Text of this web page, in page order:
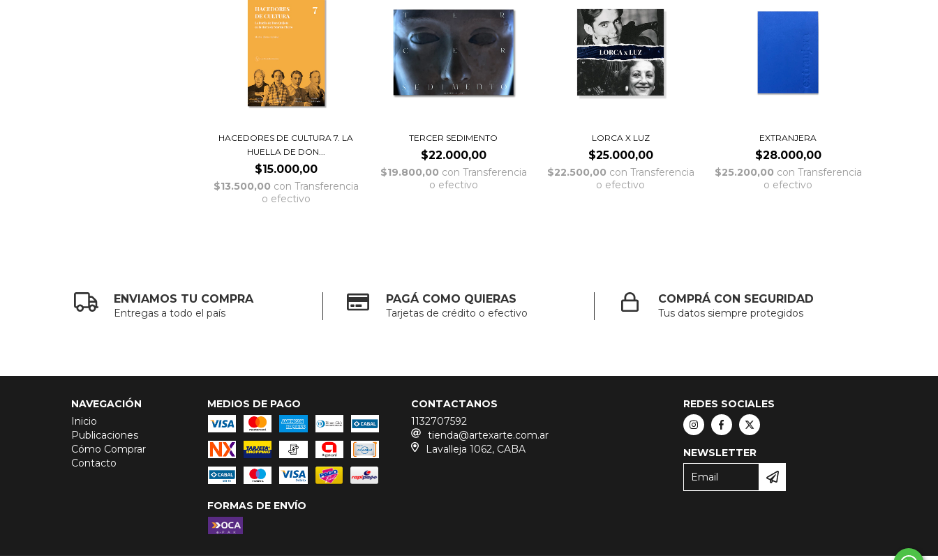
HACEDORES DE CULTURA 7. LA
HUELLA DE DON...
$15.000,00
$13.500,00 con Transferencia
o efectivo
TERCER SEDIMENTO
$22.000,00
$19.800,00 con Transferencia
o efectivo
LORCA X LUZ
$25.000,00
$22.500,00 con Transferencia
o efectivo
EXTRANJERA
$28.000,00
$25.200,00 con Transferencia
o efectivo
ENVIAMOS TU COMPRA
Entregas a todo el país
PAGÁ COMO QUIERAS
Tarjetas de crédito o efectivo
COMPRÁ CON SEGURIDAD
Tus datos siempre protegidos
NAVEGACIÓN
Inicio
Publicaciones
Cómo Comprar
Contacto
MEDIOS DE PAGO
FORMAS DE ENVÍO
CONTACTANOS
1132707592
tienda@artexarte.com.ar
Lavalleja 1062, CABA
REDES SOCIALES
NEWSLETTER